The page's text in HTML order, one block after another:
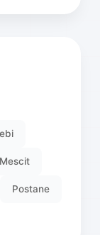
Mescit
Postane